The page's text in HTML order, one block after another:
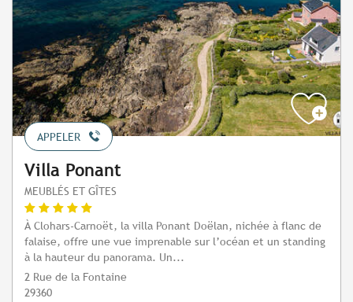
APPELER
Villa Ponant
MEUBLÉS ET GÎTES
À Clohars-Carnoët, la villa Ponant Doëlan, nichée à flanc de
falaise, offre une vue imprenable sur l’océan et un standing
à la hauteur du panorama. Un...
2 Rue de la Fontaine
29360